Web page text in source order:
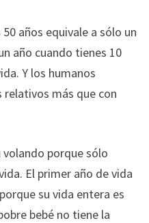
años equivale a sólo un
año cuando tienes 10
Y los humanos
relativos más que con
volando porque sólo
El primer año de vida
su vida entera es
bebé no tiene la